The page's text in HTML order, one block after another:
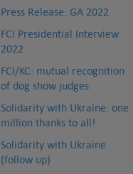
Press Release: GA 2022
FCI Presidential Interview
2022
FCI/KC: mutual recognition
of dog show judges
Solidarity with Ukraine: one
million thanks to all!
Solidarity with Ukraine
(follow up)